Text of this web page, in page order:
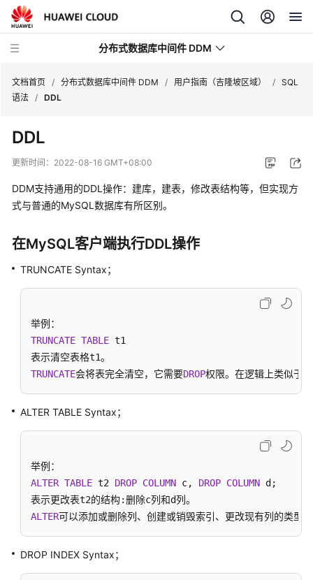
分布式数据库中间件 DDM
新
动
服
公
告
绍
计
费
说
明
入
门
用
指
文档首页 / 分布式数据库中间件 DDM / 用户指南（吉隆坡区域） / SQL
语法 / DDL
DDL
更新时间： 2022-08-16 GMT+08:00
DDM支持通用的DDL操作：建库，建表，修改表结构等，但实现方
式与普通的MySQL数据库有所区别。
在MySQL客户端执行DDL操作
TRUNCATE Syntax；
TRUNCATE TABLE t1
TRUNCATE会将表完全清空，它需要DROP权限。在逻辑上类似于
ALTER TABLE Syntax；
ALTER TABLE t2 DROP COLUMN c, DROP COLUMN d;
ALTER可以添加或删除列、创建或销毁索引、更改现有列的类型
DROP INDEX Syntax；